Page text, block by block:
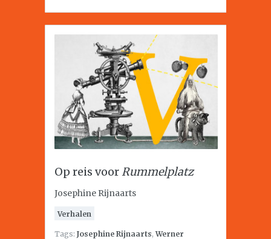
Op reis voorRummelplatz
Josephine Rijnaarts
Verhalen
Tags: Josephine Rijnaarts,Werner